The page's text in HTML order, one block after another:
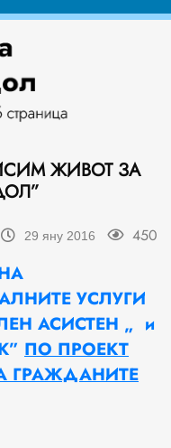
ЖИВОТ ЗА
29 яну 2016 450
УСЛУГИ
АСИСТЕН „ и
” ПО ПРОЕКТ
ГРАЖДАНИТЕ